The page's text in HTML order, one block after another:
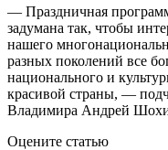
— Праздничная
задумана так, чтобы
нашего
разных поколений все
национального и
красивой страны, —
Владимира Андрей
Оцените статью